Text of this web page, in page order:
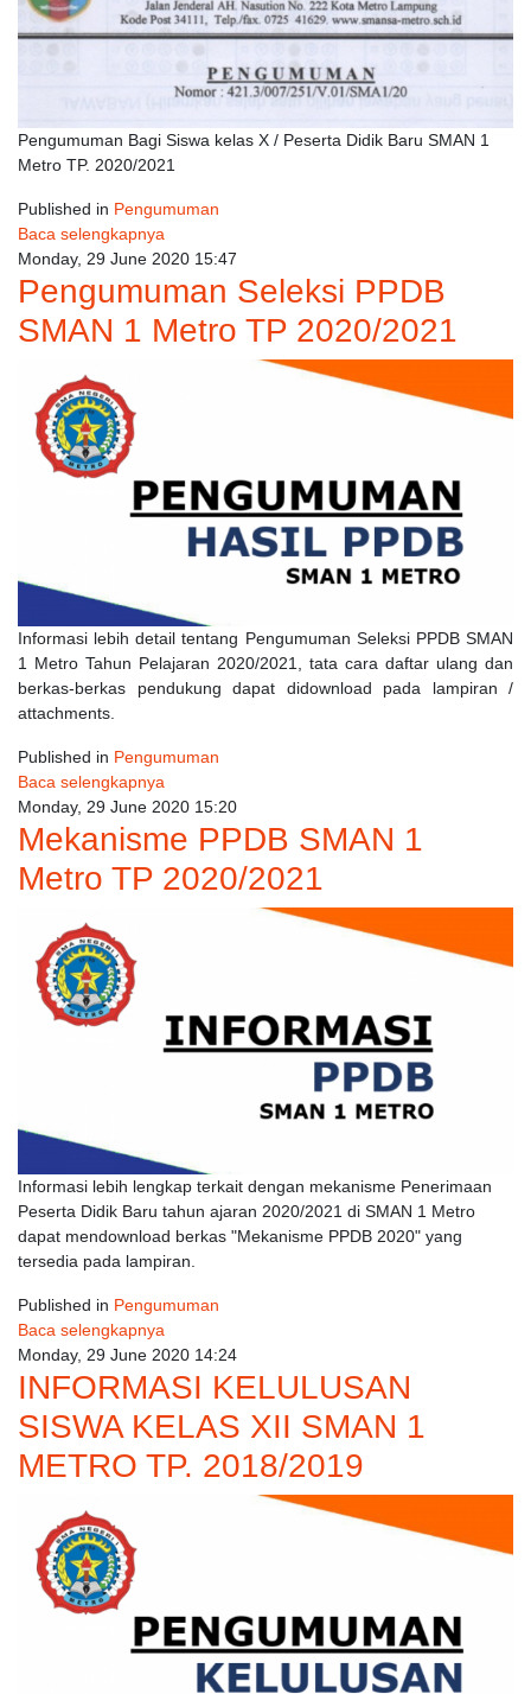
Pengumuman Bagi Siswa kelas X / Peserta Didik Baru SMAN 1
Metro TP. 2020/2021
Published in Pengumuman
Baca selengkapnya
Monday, 29 June 2020 15:47
Pengumuman Seleksi PPDB
SMAN 1 Metro TP 2020/2021
Informasi lebih detail tentang Pengumuman Seleksi PPDB SMAN
1 Metro Tahun Pelajaran 2020/2021, tata cara daftar ulang dan
berkas-berkas pendukung dapat didownload pada lampiran /
attachments.
Published in Pengumuman
Baca selengkapnya
Monday, 29 June 2020 15:20
Mekanisme PPDB SMAN 1
Metro TP 2020/2021
Informasi lebih lengkap terkait dengan mekanisme Penerimaan
Peserta Didik Baru tahun ajaran 2020/2021 di SMAN 1 Metro
dapat mendownload berkas "Mekanisme PPDB 2020" yang
tersedia pada lampiran.
Published in Pengumuman
Baca selengkapnya
Monday, 29 June 2020 14:24
INFORMASI KELULUSAN
SISWA KELAS XII SMAN 1
METRO TP. 2018/2019